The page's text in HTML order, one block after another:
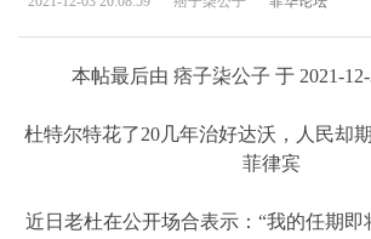
本帖最后由 痞子柒公子 于 2021-
杜特尔特花了20几年治好达沃，人民却
菲律宾
近日老杜在公开场合表示：“我的任期即